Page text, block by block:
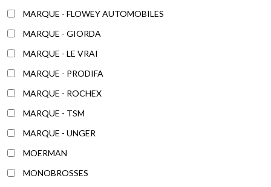
MARQUE - FLOWEY AUTOMOBILES
MARQUE - GIORDA
MARQUE - LE VRAI
MARQUE - PRODIFA
MARQUE - ROCHEX
MARQUE - TSM
MARQUE - UNGER
MOERMAN
MONOBROSSES